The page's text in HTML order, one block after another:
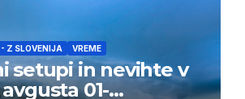
Z SLOVENIJA VREME
setupi in nevihte v
01-